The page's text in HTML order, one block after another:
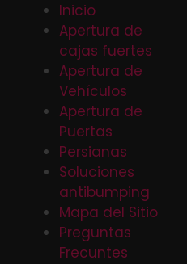
Inicio
Apertura de
cajas fuertes
Apertura de
Vehículos
Apertura de
Puertas
Persianas
Soluciones
antibumping
Mapa del Sitio
Preguntas
Frecuntes